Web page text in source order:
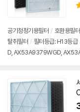
공기청정기용필터 / 호환용필터
탈취필터 / 필터등급: H13등급
D, AX53A9379WGD,